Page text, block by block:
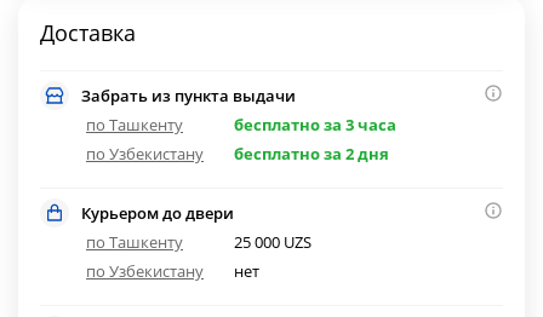
Доставка
Забрать из пункта выдачи
по Ташкенту
бесплатно за 3 часа
по Узбекистану
бесплатно за 2 дня
Курьером до двери
по Ташкенту
25 000 UZS
по Узбекистану
нет